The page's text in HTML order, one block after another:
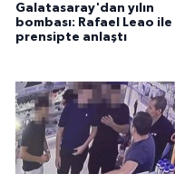
Galatasaray'dan yılın
bombası: Rafael Leao ile
prensipte anlaştı